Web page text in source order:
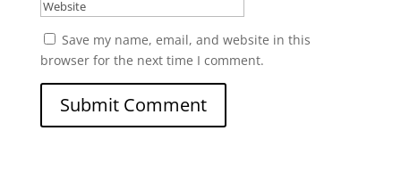
Save my name, email, and website in this
browser for the next time I comment.